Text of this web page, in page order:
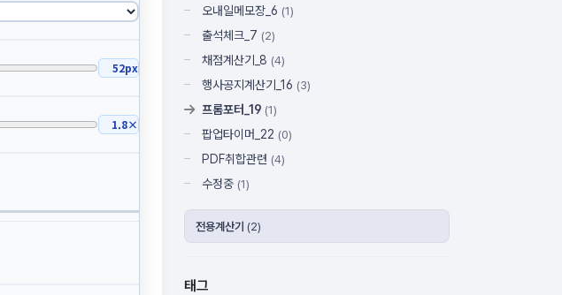
52px
1.8×
오내일메모장_6 (1)
출석체크_7 (2)
채점계산기_8 (4)
행사공지계산기_16 (3)
프롬포터_19 (1)
팝업타이머_22 (0)
PDF취합관련 (4)
수정중 (1)
전용계산기 (2)
태그